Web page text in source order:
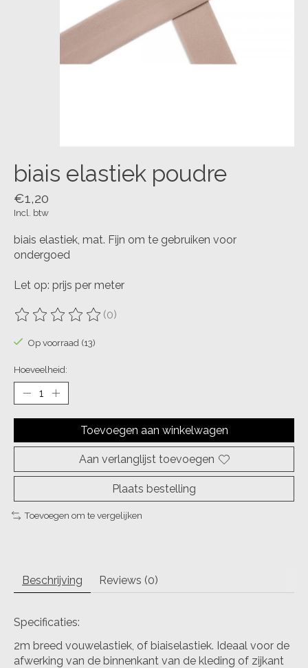
biais elastiek poudre
€1,20
Incl. btw
biais elastiek, mat. Fijn om te gebruiken voor
ondergoed
Let op: prijs per meter
De beoordeling van dit product is
(0)
Op voorraad (13)
Hoeveelheid:
Toevoegen aan winkelwagen
Aan verlanglijst toevoegen
Plaats bestelling
Toevoegen om te vergelijken
Beschrijving Reviews (0)
Specificaties:
2m breed vouwelastiek, of biaiselastiek. Ideaal voor de
afwerking van de binnenkant van de kleding of zijkant